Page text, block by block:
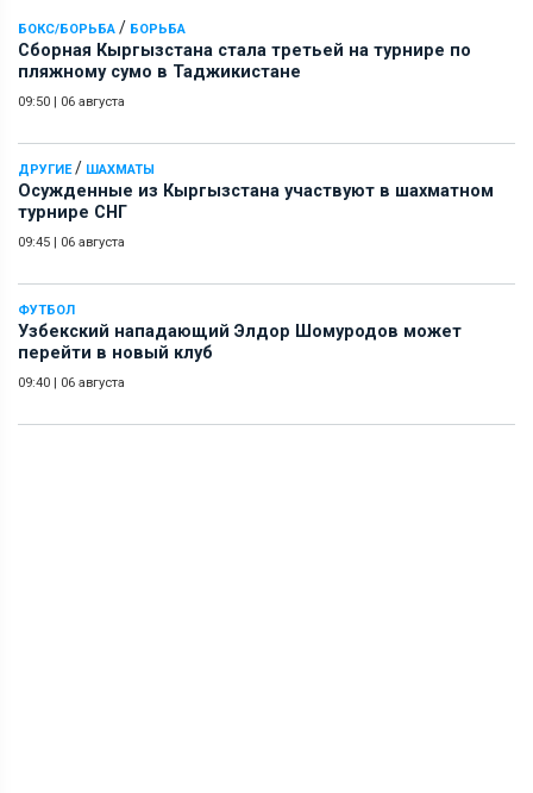
БОКС/БОРЬБА / БОРЬБА
Сборная Кыргызстана стала третьей на турнире по
пляжному сумо в Таджикистане
09:50 | 06 августа
ДРУГИЕ/ ШАХМАТЫ
Осужденные из Кыргызстана участвуют в шахматном
турнире СНГ
09:45 | 06 августа
ФУТБОЛ
Узбекский нападающий Элдор Шомуродов может
перейти в новый клуб
09:40 | 06 августа